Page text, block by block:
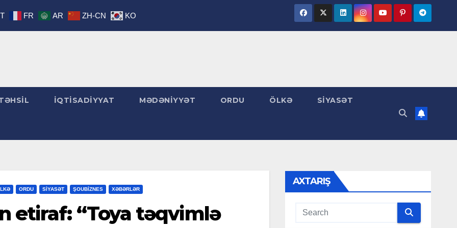
İQTİSADİYYAT MƏDƏNİYYƏT ORDU ÖLKƏ SİYASƏT
ORDU SİYASƏT ŞOUBİZNES XƏBƏRLƏR
etiraf: “Toya təqvimlə
AXTARIŞ
FR AR ZH-CN KO